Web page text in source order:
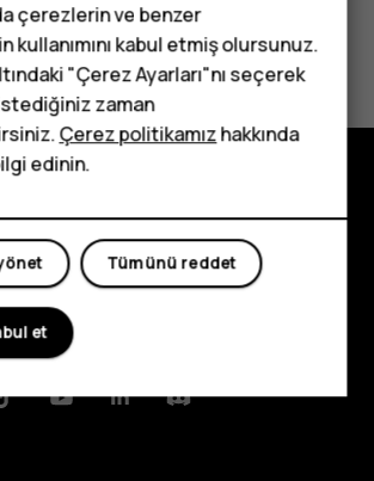
için
oldu mu?
YoutubeLinkedinDiscord
çerezlerin ve benzer
kullanımını kabul etmiş olursunuz.
"Çerez Ayarları"nı seçerek
istediğiniz zaman
Çerez politikamızhakkında
edinin.
Tümünü reddet
et